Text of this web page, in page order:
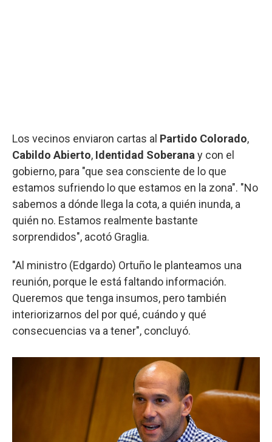
Los vecinos enviaron cartas al Partido Colorado,
Cabildo Abierto, Identidad Soberana y con el
gobierno, para "que sea consciente de lo que
estamos sufriendo lo que estamos en la zona". "No
sabemos a dónde llega la cota, a quién inunda, a
quién no. Estamos realmente bastante
sorprendidos", acotó Graglia.
"Al ministro (Edgardo) Ortuño le planteamos una
reunión, porque le está faltando información.
Queremos que tenga insumos, pero también
interiorizarnos del por qué, cuándo y qué
consecuencias va a tener", concluyó.